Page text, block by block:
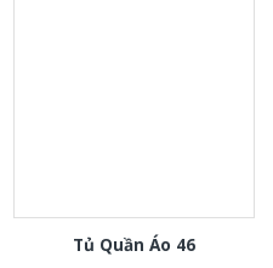
Tủ Quần Áo 46